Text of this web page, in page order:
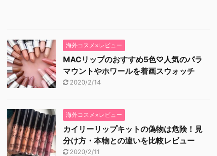
海外コスメ×レビュー
MACリップのおすすめ5色♡人気のパラ
マウントやホワールを着画スウォッチ
2020/2/14
海外コスメ×レビュー
カイリーリップキットの偽物は危険！見
分け方・本物との違いを比較レビュー
2020/2/11